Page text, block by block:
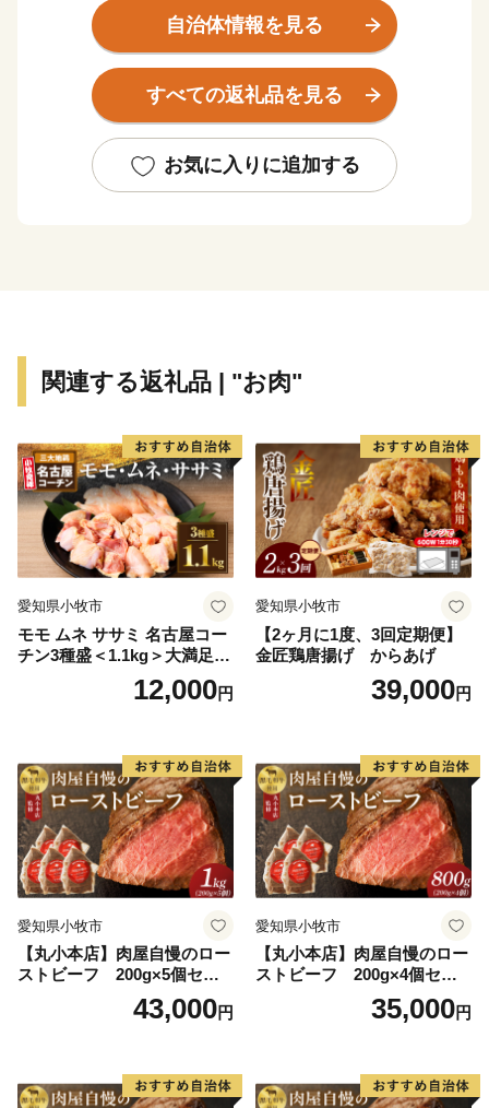
自治体情報を見る
すべての返礼品を見る
お気に入りに追加する
関連する返礼品 | "お肉"
愛知県小牧市
モモ ムネ ササミ 名古屋コー
チン3種盛＜1.1kg＞大満足セ
ット 地鶏 鶏肉12,000円
愛知県小牧市
【2ヶ月に1度、3回定期便】
金匠鶏唐揚げ からあげ
39,000円
愛知県小牧市
【丸小本店】肉屋自慢のロー
ストビーフ 200g×5個セッ
43,000円
愛知県小牧市
【丸小本店】肉屋自慢のロー
ストビーフ 200g×4個セッ
35,000円